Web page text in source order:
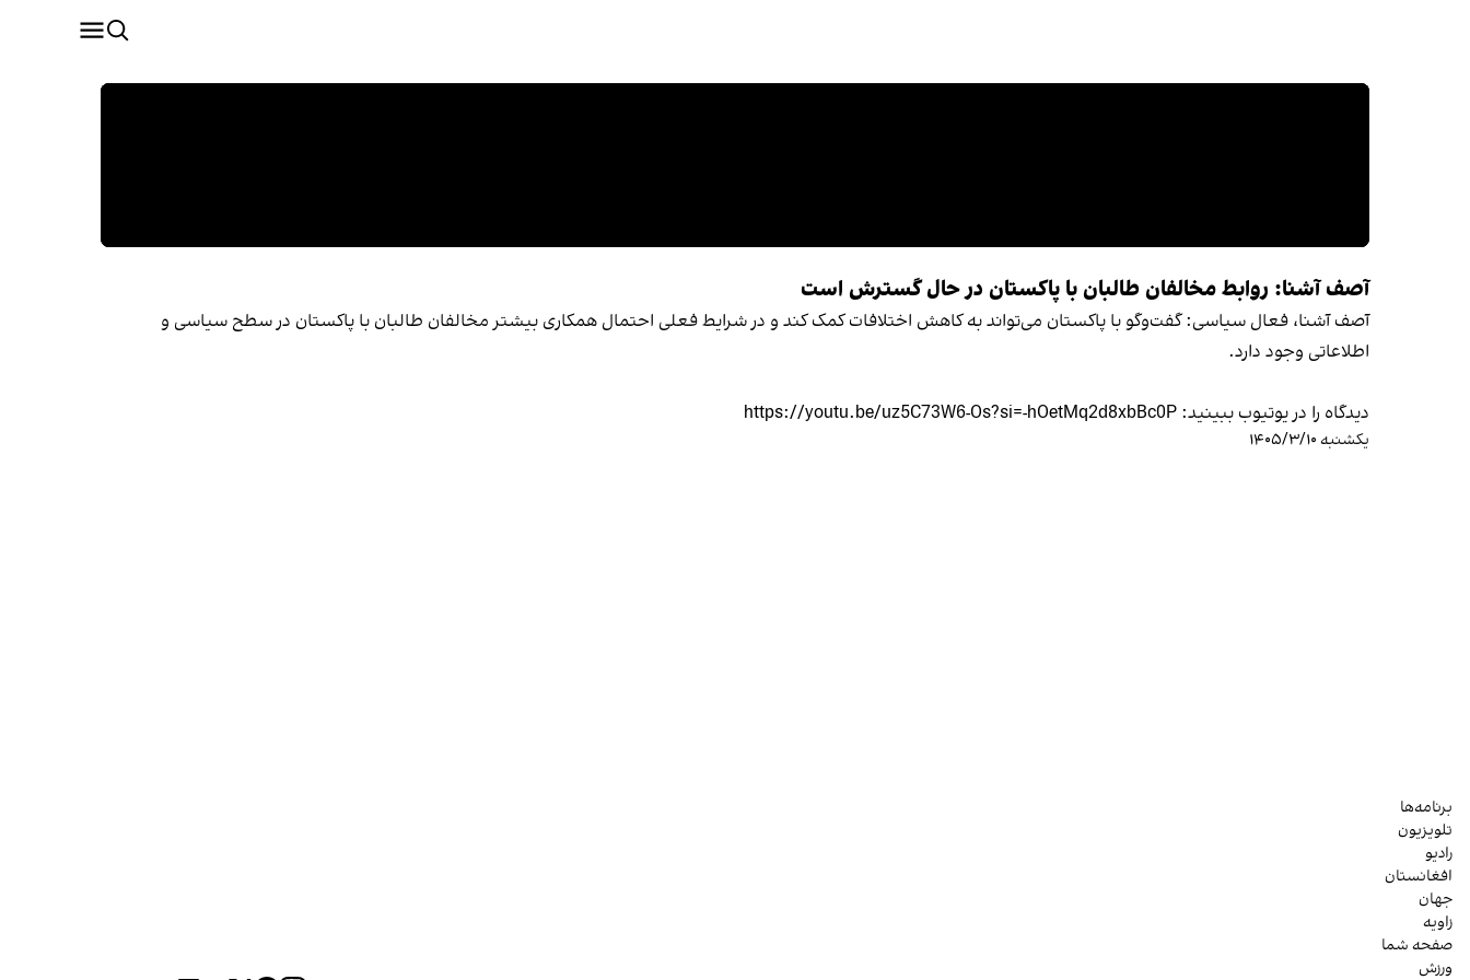
آصف آشنا: روابط مخالفان طالبان با پاکستان در حال گسترش است
آصف آشنا، فعال سیاسی: گفت‌وگو با پاکستان می‌تواند به کاهش اختلافات کمک کند و در شرایط فعلی احتمال همکاری بیشتر مخالفان طالبان با پاکستان در سطح سیاسی و
اطلاعاتی وجود دارد.
دیدگاه را در یوتیوب ببينيد: https://youtu.be/uz5C73W6-Os?si=-hOetMq2d8xbBc0P
یکشنبه ۱۴۰۵/۳/۱۰
برنامه‌ها
تلویزیون
رادیو
افغانستان
جهان
زاویه
صفحه شما
ورزش